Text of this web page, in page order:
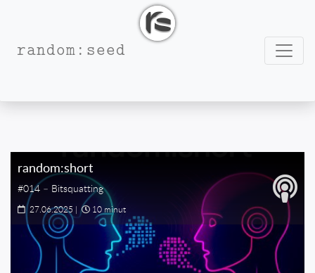
random:seed
random:short
#014 – Bitsquatting
27.06.2025 | 10 minut